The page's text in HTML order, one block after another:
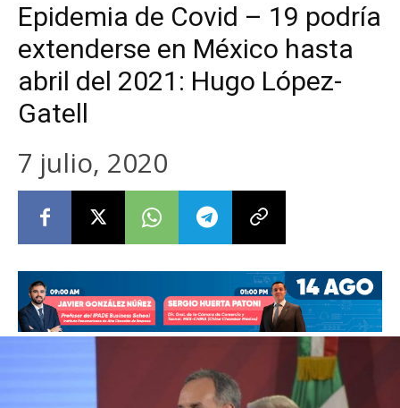
Epidemia de Covid – 19 podría
extenderse en México hasta
abril del 2021: Hugo López-
Gatell
7 julio, 2020